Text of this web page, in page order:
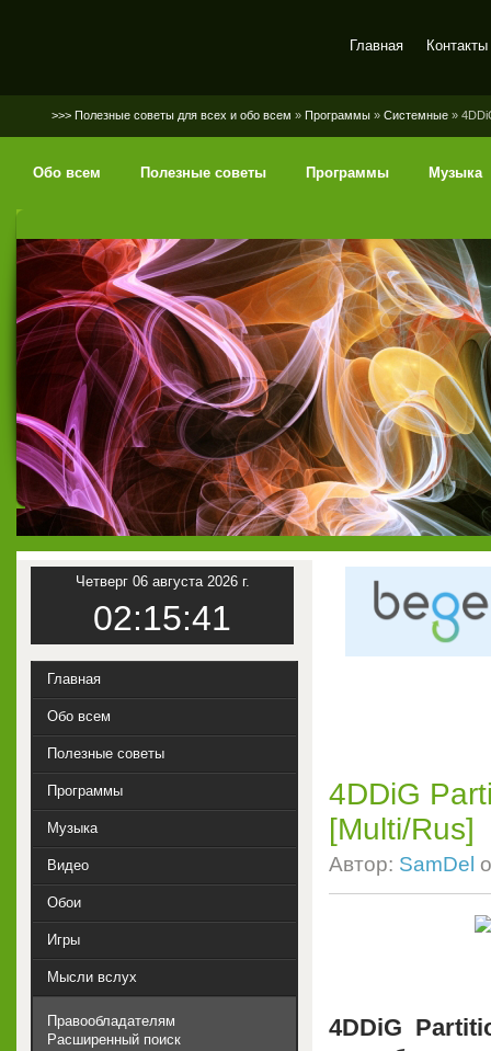
Главная Контакты
>>> Полезные советы для всех и обо всем » Программы » Системные »
Обо всем Полезные советы Программы Музыка
4DDiG
[Multi/Rus]
Автор: SamDel
4DDiG
Четверг 06 августа 2026 г.
02:15:42
Главная
Обо всем
Полезные советы
Программы
Музыка
Видео
Обои
Игры
Мысли вслух
Правообладателям
Расширенный поиск